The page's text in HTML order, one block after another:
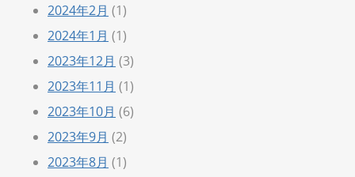
2024年2月 (1)
2024年1月 (1)
2023年12月 (3)
2023年11月 (1)
2023年10月 (6)
2023年9月 (2)
2023年8月 (1)